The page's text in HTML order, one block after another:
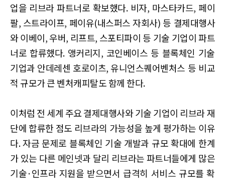
업을 리브라 파트너로 확보했다. 비자, 마스타카드, 페이
팔, 스트라이프, 페이유(내스퍼스 자회사) 등 결제대행사
와 이베이, 우버, 리프트, 스포티파이 등 기술 기업이 파트
너로 합류했다. 앵커리지, 코인베이스 등 블록체인 기술
기업과 안데레센 호로이츠, 유니언스퀘어벤처스 등 비교
적 규모가 큰 벤처캐피탈도 함께 한다.
이처럼 전 세계 주요 결제대행사와 기술 기업이 리브라 재
단에 합류한 점도 리브라의 가능성을 높게 평가하는 이유
다. 자금 문제로 블록체인 기술 개발과 규모 확대에 한계
가 있는 다른 메인넷과 달리 리브라는 파트너들에게 많은
기술·인프라 지원을 받으면서 급격히 서비스 규모를 확